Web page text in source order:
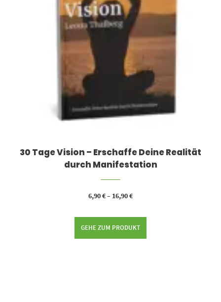
30 Tage Vision – Erschaffe Deine Realität
durch Manifestation
6,90€– 16,90€
GEHE ZUM PRODUKT